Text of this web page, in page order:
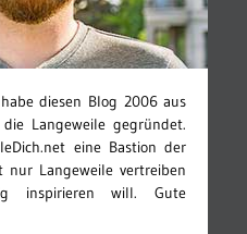
diesen Blog 2006 aus
Langeweile gegründet.
eine Bastion der
Langeweile vertreiben
inspirieren will. Gute